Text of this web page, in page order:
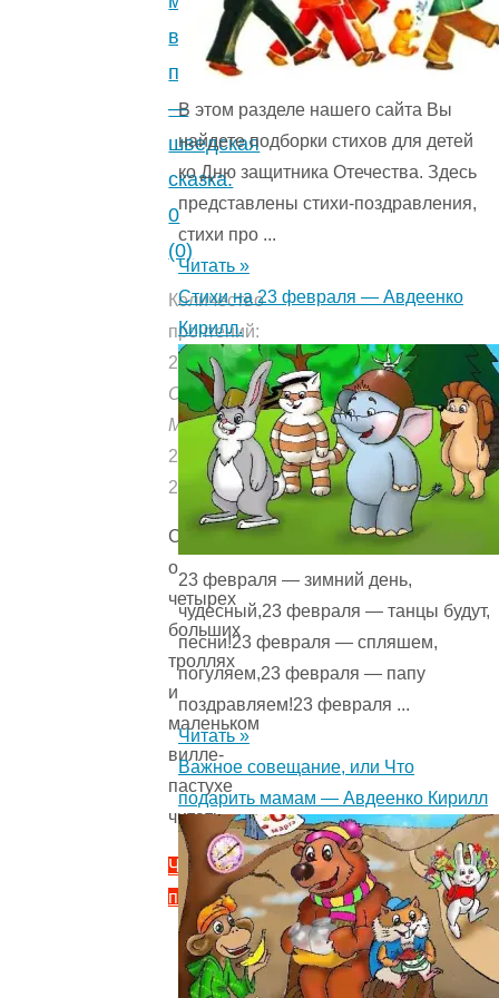
вилле-
пастухе
—
шведская
сказка.
0
(0)
Количество
прочтений:
2083
Опубликовано:
Мишуткой
20.04.2021
22.08.2020
Сказка
о
четырех
больших
троллях
и
маленьком
вилле-
пастухе
читать
Читать
полностью
"Сказка
четырех
В этом разделе нашего сайта Вы
найдете подборки стихов для детей
ко Дню защитника Отечества. Здесь
представлены стихи-поздравления,
стихи про ...
Читать »
Стихи на 23 февраля — Авдеенко
Кирилл.
23 февраля — зимний день,
чудесный,23 февраля — танцы будут,
песни!23 февраля — спляшем,
погуляем,23 февраля — папу
поздравляем!23 февраля ...
Читать »
Важное совещание, или Что
подарить мамам — Авдеенко Кирилл